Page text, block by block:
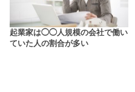
起業家は◯◯人規模の会社で働い
ていた人の割合が多い